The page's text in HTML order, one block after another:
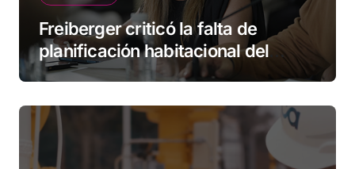
Freiberger criticó la falta de
planificación habitacional del
Municipio: “Vuoto deja afuera a
esperando”